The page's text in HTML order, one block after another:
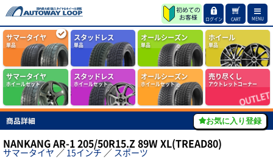
ログイン CART MENU
サマータイヤ
単品
スタッドレス
単品
オールシーズン
単品
ホイール
単品
サマータイヤ
ホイールセット
スタッドレス
ホイールセット
オールシーズン
ホイールセット
売り尽くし
アウトレットコーナー
商品詳細 お気に入り登録
NANKANG AR-1 205/50R15.Z 89W XL(TREAD80)
サマータイヤ ／ 15インチ ／ スポーツ